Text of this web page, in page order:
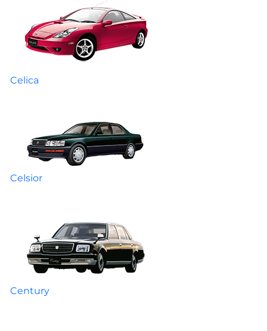
Celica
Celsior
Century